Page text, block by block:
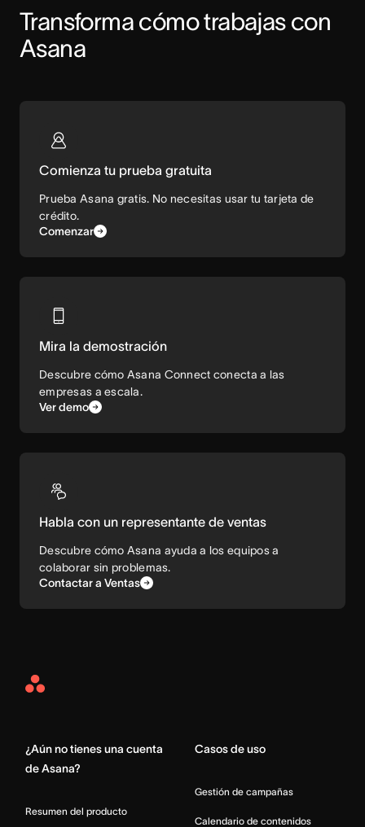
Transforma cómo trabajas con
Asana
Comienza tu prueba gratuita
Prueba Asana gratis. No necesitas usar tu tarjeta de
crédito.
Comenzar
Mira la demostración
Descubre cómo Asana Connect conecta a las
empresas a escala.
Ver demo
Habla con un representante de ventas
Descubre cómo Asana ayuda a los equipos a
colaborar sin problemas.
Contactar a Ventas
Asana
¿Aún no tienes una cuenta
de Asana?
Resumen del producto
Casos de uso
Gestión de campañas
Calendario de contenidos